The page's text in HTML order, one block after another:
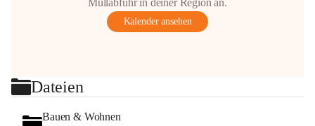
Müllabfuhr in deiner Region an.
Kalender ansehen
Dateien
Bauen & Wohnen